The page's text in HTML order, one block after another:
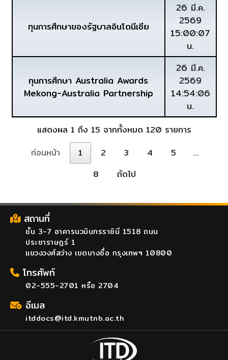
ทุนการศึกษาของรัฐบาลอินโดนีเซีย
26 มี.ค.
2569
15:00:07
น.
ทุนการศึกษา Australia Awards
Mekong-Australia Partnership
26 มี.ค.
2569
14:54:06
น.
แสดงผล 1 ถึง 15 จากทั้งหมด 120 รายการ
ก่อนหน้า
1 2 3 4 5
…
8
ถัดไป
สถานที่
ชั้น 3-7 อาคารนวมินทรราชินี 1518 ถนน
ประชาราษฎร์ 1
แขวงวงศ์สว่าง เขตบางซื่อ กรุงเทพฯ 10800
โทรศัพท์
02-555-2701 หรือ 2704
อีเมล
itddocs@itd.kmutnb.ac.th